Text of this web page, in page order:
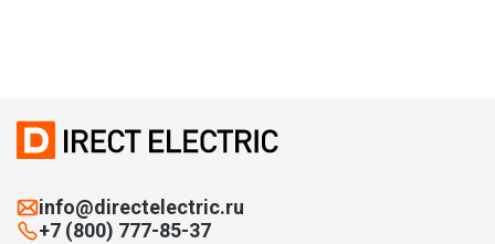
info@directelectric.ru
+7 (800) 777-85-37